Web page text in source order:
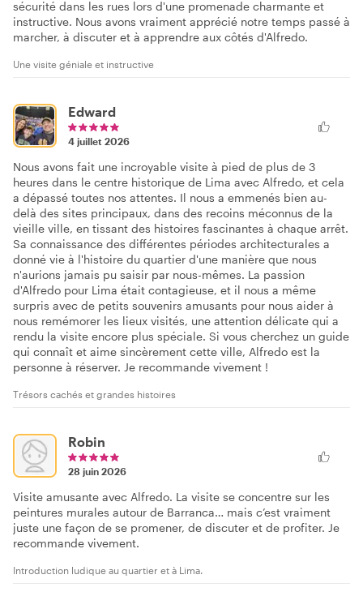
sécurité dans les rues lors d'une promenade charmante et
instructive. Nous avons vraiment apprécié notre temps passé à
marcher, à discuter et à apprendre aux côtés d'Alfredo.
Une visite géniale et instructive
Edward
4 juillet 2026
Nous avons fait une incroyable visite à pied de plus de 3
heures dans le centre historique de Lima avec Alfredo, et cela
a dépassé toutes nos attentes. Il nous a emmenés bien au-
delà des sites principaux, dans des recoins méconnus de la
vieille ville, en tissant des histoires fascinantes à chaque arrêt.
Sa connaissance des différentes périodes architecturales a
donné vie à l'histoire du quartier d'une manière que nous
n'aurions jamais pu saisir par nous-mêmes. La passion
d'Alfredo pour Lima était contagieuse, et il nous a même
surpris avec de petits souvenirs amusants pour nous aider à
nous remémorer les lieux visités, une attention délicate qui a
rendu la visite encore plus spéciale. Si vous cherchez un guide
qui connaît et aime sincèrement cette ville, Alfredo est la
personne à réserver. Je recommande vivement !
Trésors cachés et grandes histoires
Robin
28 juin 2026
Visite amusante avec Alfredo. La visite se concentre sur les
peintures murales autour de Barranca… mais c’est vraiment
juste une façon de se promener, de discuter et de profiter. Je
recommande vivement.
Introduction ludique au quartier et à Lima.